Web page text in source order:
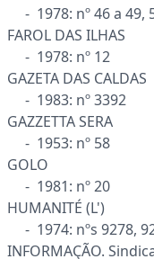
- 1978: nº 46 a 49,
FAROL DAS ILHAS
- 1978: nº 12
GAZETA DAS CALDAS
- 1983: nº 3392
GAZZETTA SERA
- 1953: nº 58
GOLO
- 1981: nº 20
HUMANITÉ (L')
- 1974: nºs 9278,
INFORMAÇÃO.